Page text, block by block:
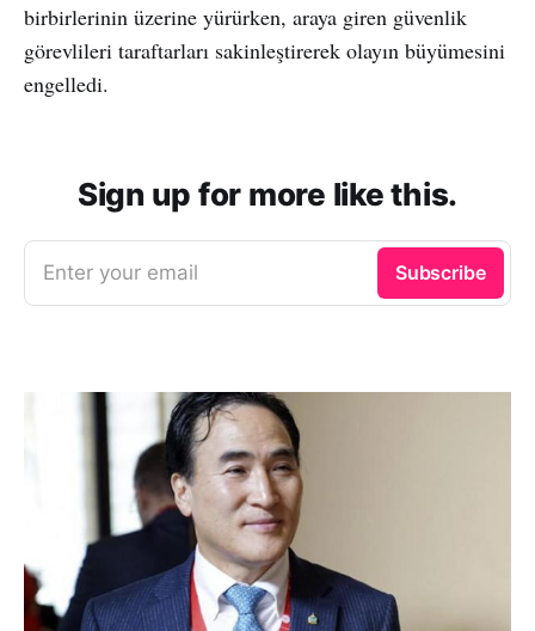
birbirlerinin üzerine yürürken, araya giren güvenlik
görevlileri taraftarları sakinleştirerek olayın büyümesini
engelledi.
Sign up for more like this.
Enter your email Subscribe